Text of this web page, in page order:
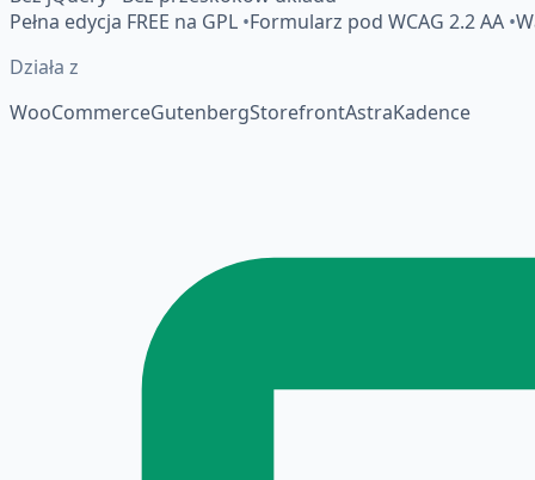
Pełna edycja FREE na GPL •Formularz pod WCAG 2.2 AA •
Działa z
WooCommerceGutenbergStorefrontAstraKadence